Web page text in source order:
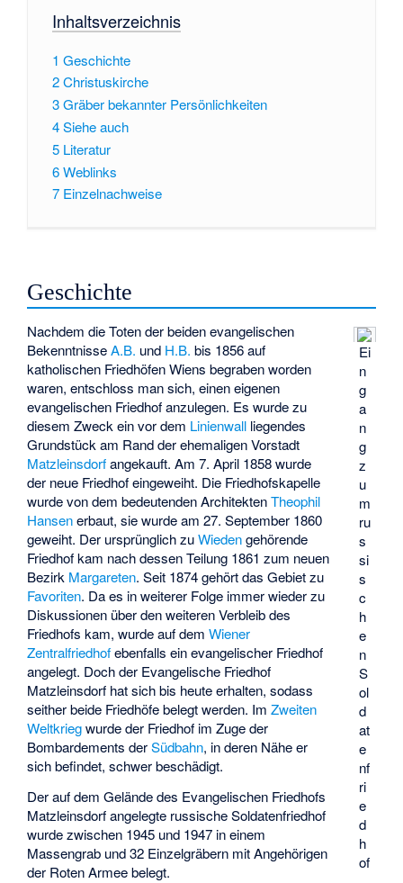
Inhaltsverzeichnis
1 Geschichte
2Christuskirche
3Gräber bekannter Persönlichkeiten
4Siehe auch
5 Literatur
6Weblinks
7 Einzelnachweise
Geschichte
Ei
n
g
a
n
g
z
u
m
ru
s
si
s
c
h
e
n
S
ol
d
at
e
nf
ri
e
d
h
of
Nachdem die Toten der beiden evangelischen
BekenntnisseA.B. und H.B. bis 1856 auf
katholischen Friedhöfen Wiens begraben worden
waren, entschloss man sich, einen eigenen
evangelischen Friedhof anzulegen. Es wurde zu
diesem Zweck ein vor dem Linienwall liegendes
Grundstück am Rand der ehemaligen Vorstadt
Matzleinsdorfangekauft. Am 7. April 1858 wurde
der neue Friedhof eingeweiht. Die Friedhofskapelle
wurde von dem bedeutenden ArchitektenTheophil
Hansenerbaut, sie wurde am 27. September 1860
geweiht. Der ursprünglich zuWiedengehörende
Friedhof kam nach dessen Teilung 1861 zum neuen
Bezirk Margareten. Seit 1874 gehört das Gebiet zu
Favoriten. Da es in weiterer Folge immer wieder zu
Diskussionen über den weiteren Verbleib des
Friedhofs kam, wurde auf demWiener
Zentralfriedhofebenfalls ein evangelischer Friedhof
angelegt. Doch der Evangelische Friedhof
Matzleinsdorf hat sich bis heute erhalten, sodass
seither beide Friedhöfe belegt werden. ImZweiten
Weltkriegwurde der Friedhof im Zuge der
Bombardements derSüdbahn, in deren Nähe er
sich befindet, schwer beschädigt.
Der auf dem Gelände des Evangelischen Friedhofs
Matzleinsdorf angelegte russische Soldatenfriedhof
wurde zwischen 1945 und 1947 in einem
Massengrab und 32 Einzelgräbern mit Angehörigen
der Roten Armee belegt.